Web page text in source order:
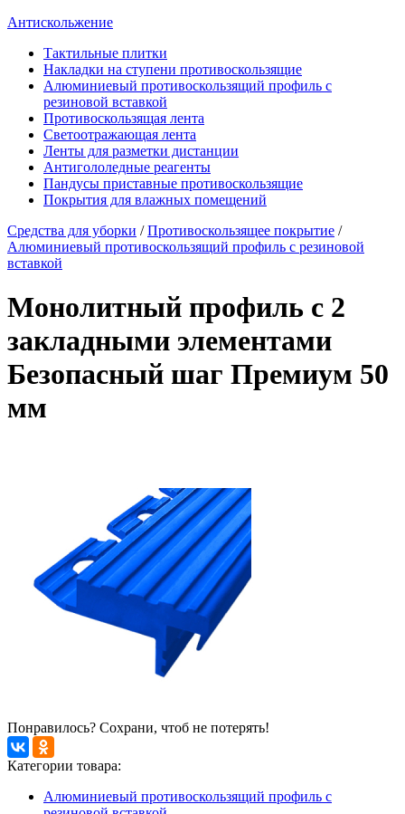
Антискольжение
Тактильные плитки
Накладки на ступени противоскользящие
Алюминиевый противоскользящий профиль с
резиновой вставкой
Противоскользящая лента
Cветоотражающая лента
Ленты для разметки дистанции
Антигололедные реагенты
Пандусы приставные противоскользящие
Покрытия для влажных помещений
Средства для уборки /Противоскользящее покрытие /
Алюминиевый противоскользящий профиль с резиновой
вставкой
Монолитный профиль c 2
закладными элементами
Безопасный шаг Премиум 50
мм
Понравилось? Сохрани, чтоб не потерять!
Категории товара:
Алюминиевый противоскользящий профиль с